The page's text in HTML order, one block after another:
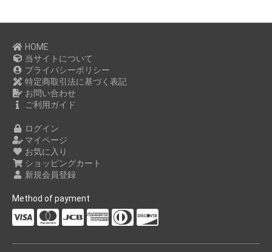
HOME
当サイトについて
プライバシーポリシー
特定商取引法に基づく表記
お問い合わせ
ご利用ガイド
ログイン
マイページ
お気に入り
ショッピングカート
新規会員登録
Method of payment